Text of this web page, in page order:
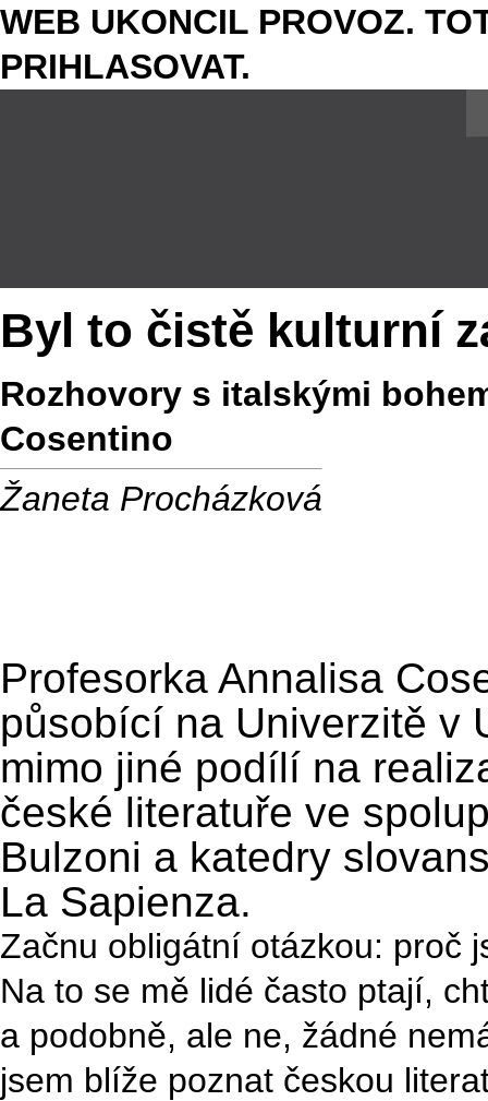
WEB UKONCIL PROVOZ.
PRIHLASOVAT.
Byl to čistě kulturní
Rozhovory s italskými
Cosentino
Žaneta Procházková
Profesorka Annalisa
působící na Univerzitě v
mimo jiné podílí na
české literatuře ve
Bulzoni a katedry
La Sapienza.
Začnu obligátní otázkou: proč
Na to se mě lidé často ptají,
a podobně, ale ne, žádné
jsem blíže poznat českou